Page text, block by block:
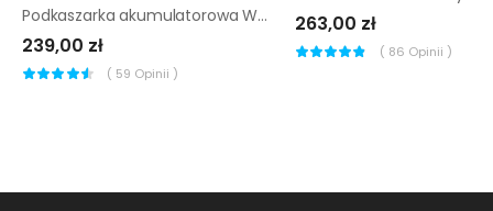
Podkaszarka akumulatorowa Worx 20V 30cm 2Ah
239,00 zł
( 59 Opinii )
263,00 zł
( 86 Opinii )